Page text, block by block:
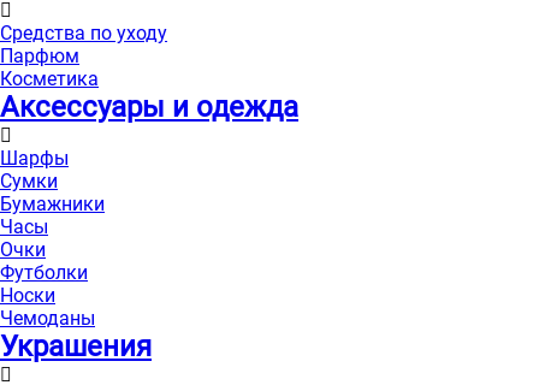
Средства по уходу
Парфюм
Косметика
Аксессуары и одежда
Шарфы
Сумки
Бумажники
Часы
Очки
Футболки
Носки
Чемоданы
Украшения